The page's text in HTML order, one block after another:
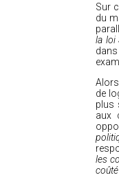
Sur
du
la loi
de
plus
aux
les